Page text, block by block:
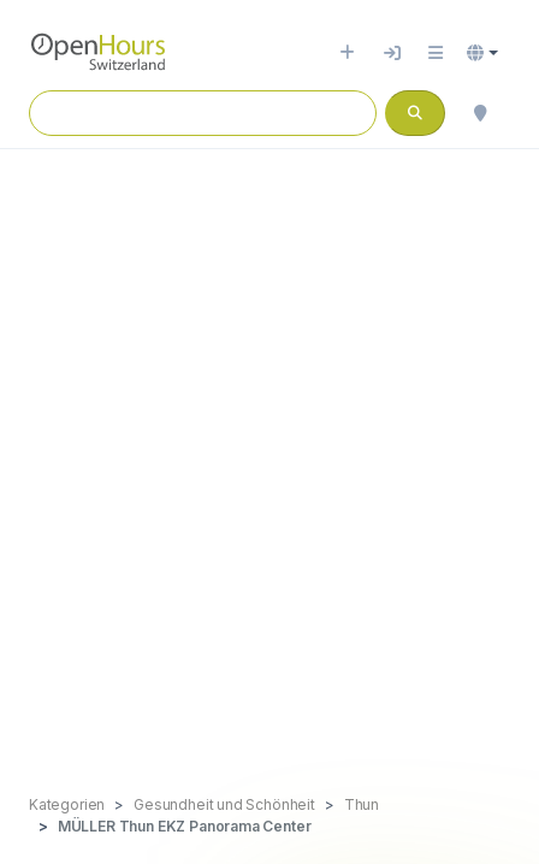
Kategorien Gesundheit und Schönheit
Thun
MÜLLER Thun EKZ Panorama Center